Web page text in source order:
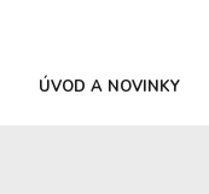
ÚVOD A NOVINKY